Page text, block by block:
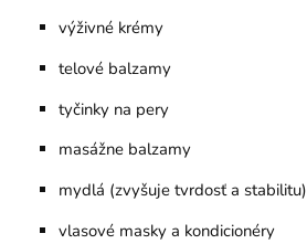
výživné krémy
telové balzamy
tyčinky na pery
masážne balzamy
mydlá (zvyšuje tvrdosť a stabilitu)
vlasové masky a kondicionéry